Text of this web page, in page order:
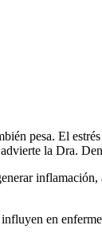
pesa. El
la Dra.
en